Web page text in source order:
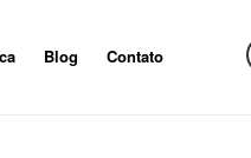
Blog Contato